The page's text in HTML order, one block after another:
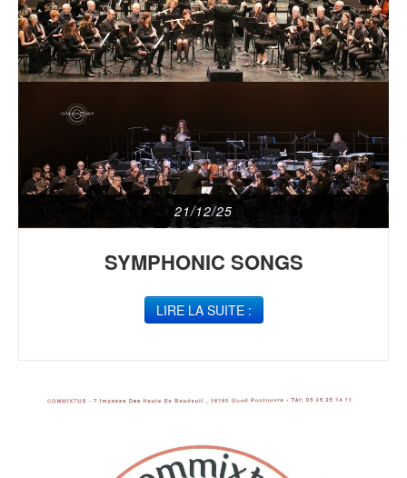
21/12/25
SYMPHONIC SONGS
LIRE LA SUITE :